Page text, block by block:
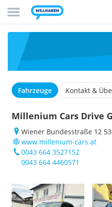
Fahrzeuge Kontakt &
Millenium Cars Drive
Wiener Bundesstraße 12
www.millenium-cars.at
0043 664 3527152
0043 664 4460571